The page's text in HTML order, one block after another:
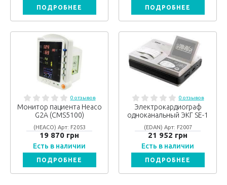
ПОДРОБНЕЕ ПОДРОБНЕЕ
0 отзывов
Монитор пациента Heaco
G2A (CMS5100)
(HEACO) Арт: F2053
19 870 грн
Есть в наличии
ПОДРОБНЕЕ
0 отзывов
Электрокардиограф
одноканальный ЭКГ SE-1
(EDAN) Арт: F2007
21 952 грн
Есть в наличии
ПОДРОБНЕЕ